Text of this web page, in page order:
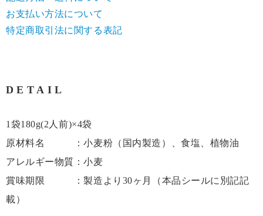
お支払い方法について
特定商取引法に関する表記
DETAIL
1袋180g(2人前)×4袋
原材料名 ：小麦粉（国内製造）、食塩、植物油
アレルギー物質：小麦
賞味期限 ：製造より30ヶ月（本品シールに別記記
載）